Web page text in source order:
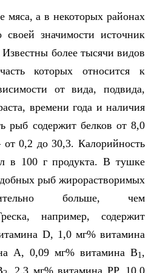
мяса, а в некоторых районах
значимости источник
более тысячи видов
которых относится к
от вида, подвида,
времени года и наличия
рыб содержит белков от 8,0
0,2 до 30,3. Калорийность
в 100 г продукта. В тушке
рыб жирорастворимых
больше, чем
например, содержит
D, 1,0 мг% витамина
А, 0,09 мг% витамина В1,
, 2,3 мг% витамина РР, 10,0